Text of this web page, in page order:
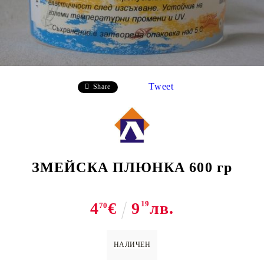
Share Tweet
ЗМЕЙСКА ПЛЮНКА 600 гр
470€ 9 19лв.
НАЛИЧЕН